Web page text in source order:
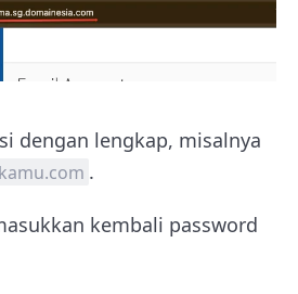
dengan lengkap, misalnya
.
kembali password